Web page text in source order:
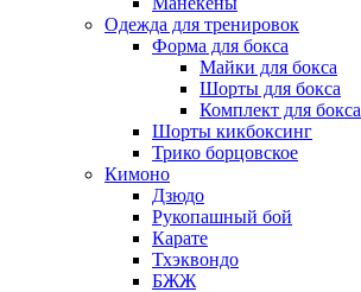
Одежда для тренировок
Форма для бокса
Майки для бокса
Шорты для бокса
Комплект для бокса
Шорты кикбоксинг
Трико борцовское
Кимоно
Дзюдо
Рукопашный бой
Карате
Тхэквондо
БЖЖ